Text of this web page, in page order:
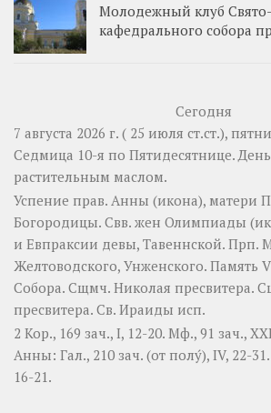
Молодежный клуб
кафедрального собора
Сегодня
7 августа 2026 г. ( 25 июля ст.ст.),
Седмица 10-я по Пятидесятнице.
растительным маслом.
Успение прав. Анны (икона), матери
Богородицы. Свв. жен Олимпиады (
и Евпраксии девы, Тавеннской. Прп.
Желтоводского, Унженского. Память
Собора. Сщмч. Николая пресвитера.
пресвитера. Св. Ираиды исп.
2 Кор., 169 зач., I, 12-20. Мф., 91 зач.,
Анны: Гал., 210 зач. (от полу́), IV, 22-31.
16-21.